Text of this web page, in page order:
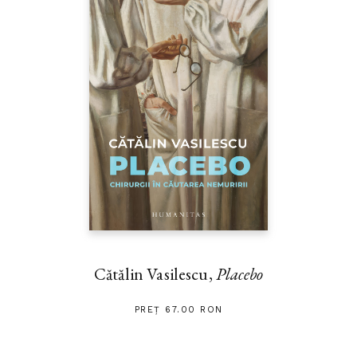
Cătălin Vasilescu,Placebo
PREȚ 67.00 RON